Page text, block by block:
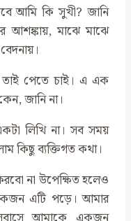
আমি কি সুখী? জানি
আশঙ্কায়, মাঝে মাঝে
তাই পেতে চাই। এ এক
জানি না।
লিখি না। সব সময়
কিছু ব্যক্তিগত কথা।
না উপেক্ষিত হলেও
এটি পড়ে। আমার